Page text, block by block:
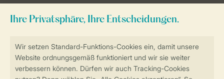
Zum Newsletter anmelden